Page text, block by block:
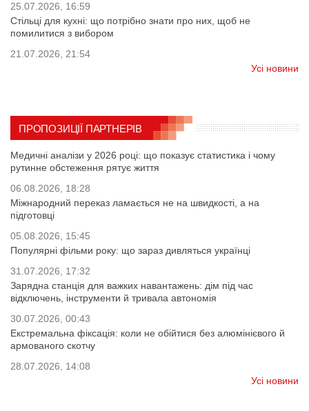
25.07.2026, 16:59
Стільці для кухні: що потрібно знати про них, щоб не
помилитися з вибором
21.07.2026, 21:54
Усі новини
ПРОПОЗИЦІЇ ПАРТНЕРІВ
Медичні аналізи у 2026 році: що показує статистика і чому
рутинне обстеження рятує життя
06.08.2026, 18:28
Міжнародний переказ ламається не на швидкості, а на
підготовці
05.08.2026, 15:45
Популярні фільми року: що зараз дивляться українці
31.07.2026, 17:32
Зарядна станція для важких навантажень: дім під час
відключень, інструменти й тривала автономія
30.07.2026, 00:43
Екстремальна фіксація: коли не обійтися без алюмінієвого й
армованого скотчу
28.07.2026, 14:08
Усі новини